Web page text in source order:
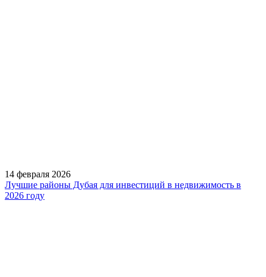
14 февраля 2026
Лучшие районы Дубая для инвестиций в недвижимость в
2026 году